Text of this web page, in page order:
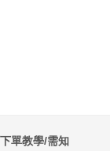
下單教學/需知